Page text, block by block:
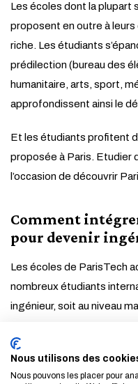
Les écoles dont la plupart
proposent en outre à
riche. Les étudiants
prédilection (bureau des
humanitaire, arts, sport,
approfondissent ainsi le
Et les étudiants profitent
proposée à Paris. Etudier
l’occasion de découvrir
Comment
pour devenir
Les écoles de ParisTech
nombreux étudiants
ingénieur, soit au niveau
Les écoles proposent un
internationaux. Il existe
financement.
Nous utilisons des
Nous pouvons les placer pour